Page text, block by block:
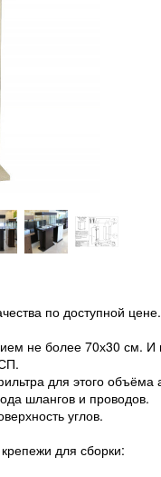
по доступной цене.
не более 70х30 см. И
для этого объёма
шлангов и проводов.
углов.
для сборки: